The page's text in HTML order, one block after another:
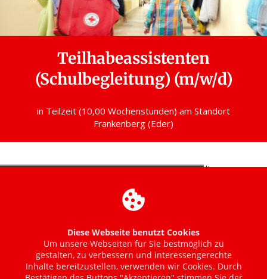
Diese Webseite benutzt Cookies
Um unsere Webseiten für Sie bestmöglich zu
gestalten, zu verbessern und interessengerechte
Inhalte bereitzustellen, verwenden wir Cookies. Durch